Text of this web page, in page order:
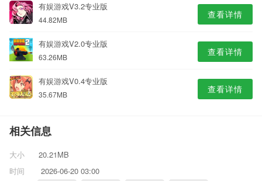
有娱游戏V3.2专业版
44.82MB 查看详情
有娱游戏V2.0专业版
63.26MB 查看详情
有娱游戏V0.4专业版
35.67MB 查看详情
相关信息
大小
20.21MB
时间
2026-06-20 03:00